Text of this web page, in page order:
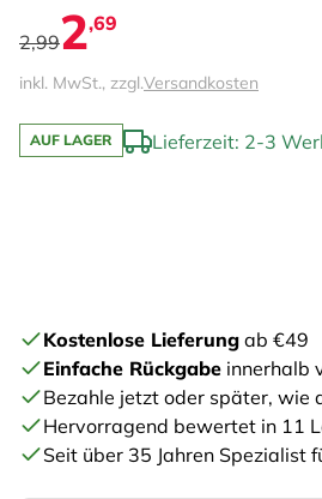
2,992,69
inkl. MwSt., zzgl.Versandkosten
AUF LAGER Lieferzeit: 2-3
Kostenlose Lieferung ab €49
Einfache Rückgabe innerhalb
Bezahle jetzt oder später, wie
Hervorragend bewertet in 11
Seit über 35 Jahren Spezialist